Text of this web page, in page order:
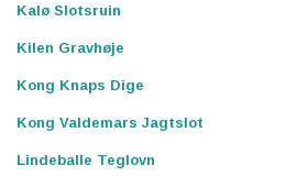
Kalø Slotsruin
Kilen Gravhøje
Kong Knaps Dige
Kong Valdemars Jagtslot
Lindeballe Teglovn